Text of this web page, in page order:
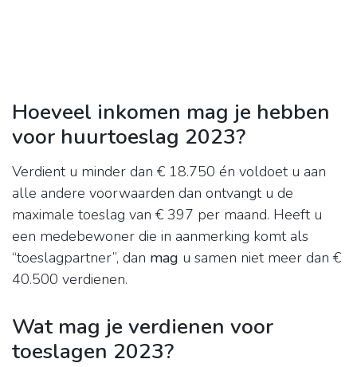
Hoeveel inkomen mag je hebben
voor huurtoeslag 2023?
Verdient u minder dan € 18.750 én voldoet u aan
alle andere voorwaarden dan ontvangt u de
maximale toeslag van € 397 per maand. Heeft u
een medebewoner die in aanmerking komt als
“toeslagpartner”, dan mag u samen niet meer dan €
40.500 verdienen.
Wat mag je verdienen voor
toeslagen 2023?